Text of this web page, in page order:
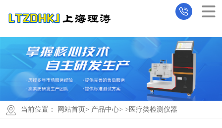
当前位置： 网站首页 > 产品中心> > 医疗类检测仪器